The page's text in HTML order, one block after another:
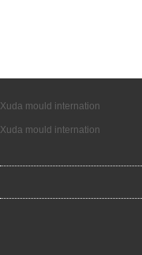
Xuda mould internation
Xuda mould internation